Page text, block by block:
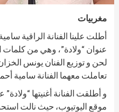
مغربيات
أطلت علينا الفنانة الراقية
عنوان “ولادة”، وهي من كلمات
لحن و توزيع الفنان يونس
تعاملت معهما الفنانة سامية
و أطلقت الفنانة أغنيتها
موقع اليوتيوب، حيث نالت